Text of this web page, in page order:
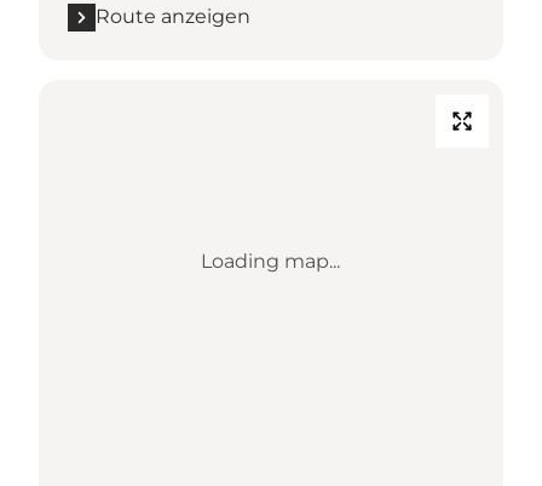
Route anzeigen
Loading map...